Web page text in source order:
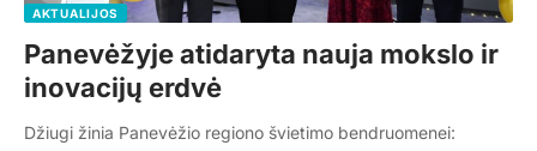
AKTUALIJOS
Panevėžyje atidaryta nauja mokslo ir
inovacijų erdvė
Džiugi žinia Panevėžio regiono švietimo bendruomenei: